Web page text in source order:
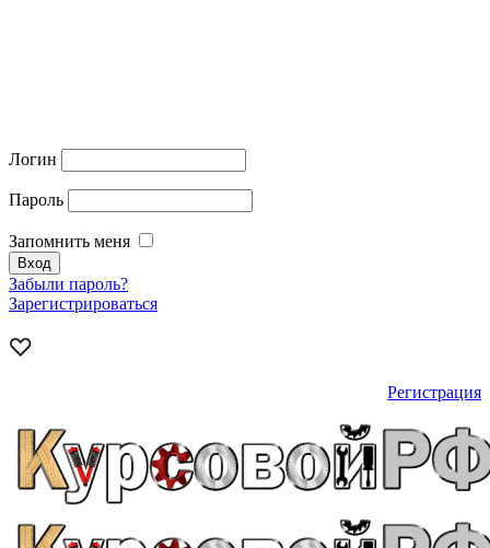
Логин
Пароль
Запомнить меня
Забыли пароль?
Зарегистрироваться
Регистрация